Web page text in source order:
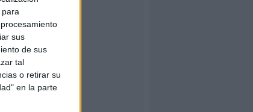
sus
de sus
tal
o retirar su
en la parte